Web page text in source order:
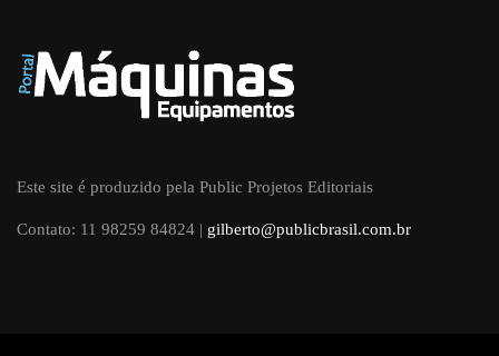
Este site é produzido pela Public Projetos Editoriais
Contato: 11 98259 84824 | gilberto@publicbrasil.com.br